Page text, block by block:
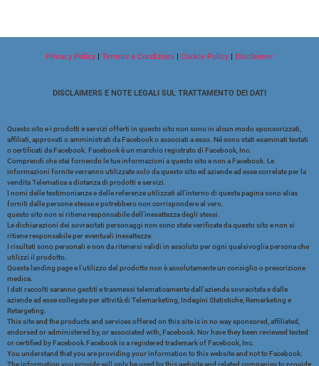
Privacy Policy| Termini e Condizioni Cookie Policy| Disclaimer
DISCLAIMERS E NOTE LEGALI SUL TRATTAMENTO DEI DATI
Questo sito e i prodotti e servizi offerti in questo sito non sono in alcun modo sponsorizzati,
affiliati, approvati o amministrati da Facebook o associati a esso. Né sono stati esaminati testati
o certificati da Facebook. Facebook è un marchio registrato di Facebook, Inc.
Comprendi che stai fornendo le tue informazioni a questo sito e non a Facebook. Le
informazioni fornite verranno utilizzate solo da questo sito ed aziende ad esse correlate per la
vendita Telematica a distanza di prodotti e servizi.
I nomi delle testimonianze e delle referenze utilizzati all’interno di questa pagina sono alias
forniti dalle persone stesse e potrebbero non corrispondere al vero.
questo sito non si ritiene responsabile dell’inesattezza degli stessi.
Le dichiarazioni dei sovracitati personaggi non sono state verificate da questo sito e non si
ritiene responsabile per eventuali inesattezze.
I risultati sono personali e non da ritenersi validi in assoluto per ogni qualsivoglia persona che
utilizzi il prodotto.
Questa landing page e l’utilizzo del prodotto non è assolutamente un consiglio o prescrizione
medica.
I dati raccolti saranno gestiti e trasmessi telematicamente dall’azienda sovracitata e dalle
aziende ad esse collegate per attività di Telemarketing, Indagini Statistiche, Remarketing e
Retargeting.
This site and the products and services offered on this site is in no way sponsored, affiliated,
endorsed or administered by, or associated with, Facebook. Nor have they been reviewed tested
or certified by Facebook.Facebook is a registered trademark of Facebook, Inc.
You understand that you are providing your information to this website and not to Facebook.
The information you provide will only be used by this website and related companies to provide